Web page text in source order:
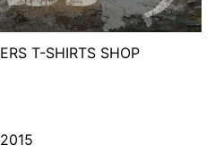
T-SHIRTS SHOP